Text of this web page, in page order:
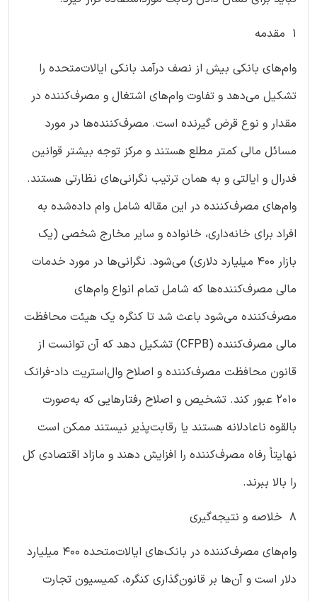
1 مقدمه
وام‌های بانکی بیش از نصف درآمد بانکی ایالات‌متحده را
تشکیل می‌دهد و تفاوت وام‌های اشتغال و مصرف‌کننده در
مقدار و نوع قرض گیرنده است. مصرف‌کننده‌ها در مورد
مسائل مالی کمتر مطلع هستند و مرکز توجه بیشتر قوانین
فدرال و ایالتی و به همان ترتیب نگرانی‌های نظارتی هستند.
وام‌های مصرف‌کننده در این مقاله شامل وام داده‌شده به
افراد برای خانه‌داری، خانواده و سایر مخارج شخصی (یک
بازار 400 میلیارد دلاری) می‌شود. نگرانی‌ها در مورد خدمات
مالی مصرف‌کننده‌ها که شامل تمام انواع وام‌های
مصرف‌کننده می‌شود باعث شد تا کنگره یک هیئت محافظت
مالی مصرف‌کننده (CFPB) تشکیل دهد که آن توانست از
قانون محافظت مصرف‌کننده و اصلاح وال‌استریت داد-فرانک
2010 عبور کند. تشخیص و اصلاح رفتارهایی که به‌صورت
بالقوه ناعادلانه هستند یا رقابت‌پذیر نیستند ممکن است
نهایتاً رفاه مصرف‌کننده را افزایش دهند و مازاد اقتصادی کل
را بالا ببرند.
8 خلاصه و نتیجه‌گیری
وام‌های مصرف‌کننده در بانک‌های ایالات‌متحده 400 میلیارد
دلار است و آن‌ها بر قانون‌گذاری کنگره، کمیسیون تجارت